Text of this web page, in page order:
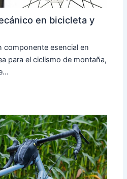
en bicicleta y
componente esencial en
para el ciclismo de montaña,